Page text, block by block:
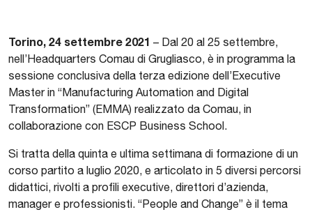
Torino, 24 settembre 2021 – Dal 20 al 25 settembre,
nell’Headquarters Comau di Grugliasco, è in programma la
sessione conclusiva della terza edizione dell’Executive
Master in “Manufacturing Automation and Digital
Transformation” (EMMA) realizzato da Comau, in
collaborazione con ESCP Business School.
Si tratta della quinta e ultima settimana di formazione di un
corso partito a luglio 2020, e articolato in 5 diversi percorsi
didattici, rivolti a profili executive, direttori d’azienda,
manager e professionisti. “People and Change” è il tema